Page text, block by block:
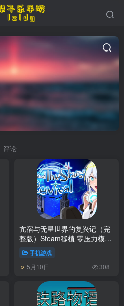
评论
亢宿与无星世界的复兴记（完
整版）Steam移植 零压力模拟
偶像养成记！
手机游戏
5月10日 308